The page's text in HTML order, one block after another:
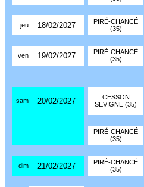
jeu 18/02/2027
PIRÉ-CHANCÉ
(35)
ven 19/02/2027
PIRÉ-CHANCÉ
(35)
sam 20/02/2027
CESSON
SEVIGNE (35)
PIRÉ-CHANCÉ
(35)
dim 21/02/2027
PIRÉ-CHANCÉ
(35)